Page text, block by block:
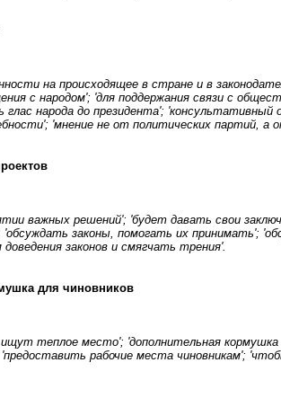
на происходящее в стране и в
с народом'; 'для поддержания связи с
народа до президента';
'мнение не от политических партий, а
важных решений'; 'будет давать свои
'обсуждать законы, помогать их принимать';
законов и смягчать трения'.
для чиновников
ищут теплое место'; 'дополнительная
рабочие места чиновникам';